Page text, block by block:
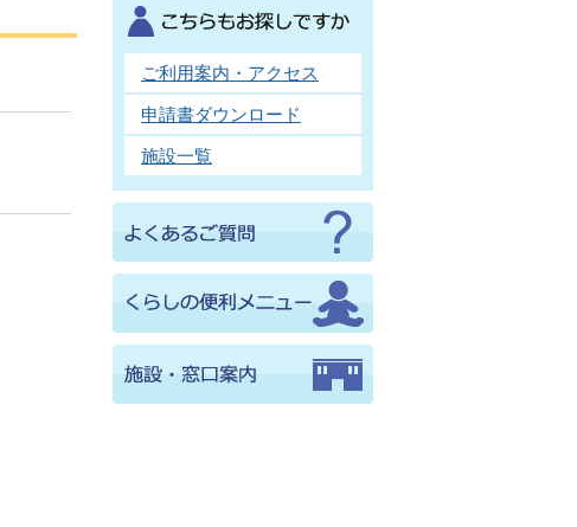
ご利用案内・アクセス
申請書ダウンロード
施設一覧